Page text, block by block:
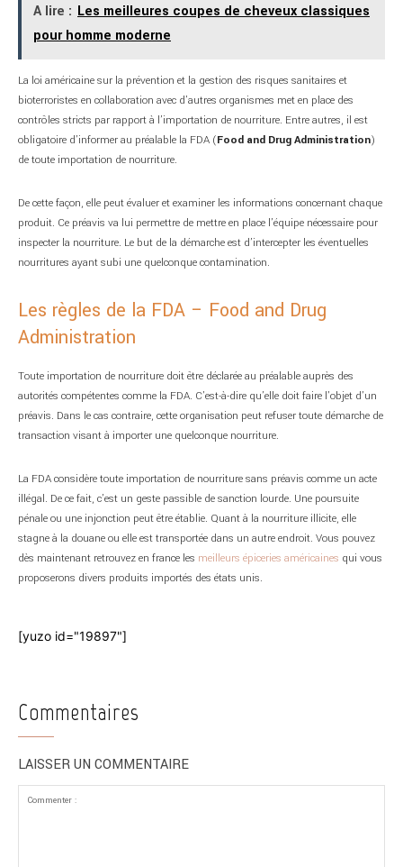
A lire : Les meilleures coupes de cheveux classiques
pour homme moderne
La loi américaine sur la prévention et la gestion des risques sanitaires et
bioterroristes en collaboration avec d’autres organismes met en place des
contrôles stricts par rapport à l’importation de nourriture. Entre autres, il est
obligatoire d’informer au préalable la FDA (Food and Drug Administration)
de toute importation de nourriture.
De cette façon, elle peut évaluer et examiner les informations concernant chaque
produit. Ce préavis va lui permettre de mettre en place l’équipe nécessaire pour
inspecter la nourriture. Le but de la démarche est d’intercepter les éventuelles
nourritures ayant subi une quelconque contamination.
Les règles de la FDA – Food and Drug
Administration
Toute importation de nourriture doit être déclarée au préalable auprès des
autorités compétentes comme la FDA. C’est-à-dire qu’elle doit faire l’objet d’un
préavis. Dans le cas contraire, cette organisation peut refuser toute démarche de
transaction visant à importer une quelconque nourriture.
La FDA considère toute importation de nourriture sans préavis comme un acte
illégal. De ce fait, c’est un geste passible de sanction lourde. Une poursuite
pénale ou une injonction peut être établie. Quant à la nourriture illicite, elle
stagne à la douane ou elle est transportée dans un autre endroit. Vous pouvez
dès maintenant retrouvez en france les meilleurs épiceries américaines qui vous
proposerons divers produits importés des états unis.
[yuzo id="19897"]
Commentaires
LAISSER UN COMMENTAIRE